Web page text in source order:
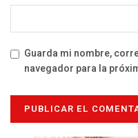
Guarda mi nombre,
navegador para la